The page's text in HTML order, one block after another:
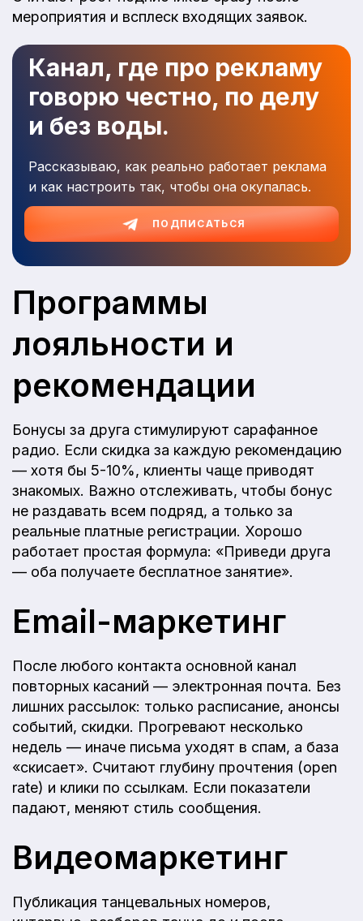
мероприятия и всплеск входящих заявок.
Канал, где про рекламу
говорю честно, по делу
и без воды.
Рассказываю, как реально работает реклама
и как настроить так, чтобы она окупалась.
ПОДПИСАТЬСЯ
Программы
лояльности и
рекомендации
Бонусы за друга стимулируют сарафанное
радио. Если скидка за каждую рекомендацию
— хотя бы 5-10%, клиенты чаще приводят
знакомых. Важно отслеживать, чтобы бонус
не раздавать всем подряд, а только за
реальные платные регистрации. Хорошо
работает простая формула: «Приведи друга
— оба получаете бесплатное занятие».
Email-маркетинг
После любого контакта основной канал
повторных касаний — электронная почта. Без
лишних рассылок: только расписание, анонсы
событий, скидки. Прогревают несколько
недель — иначе письма уходят в спам, а база
«скисает». Считают глубину прочтения (open
rate) и клики по ссылкам. Если показатели
падают, меняют стиль сообщения.
Видеомаркетинг
Публикация танцевальных номеров,